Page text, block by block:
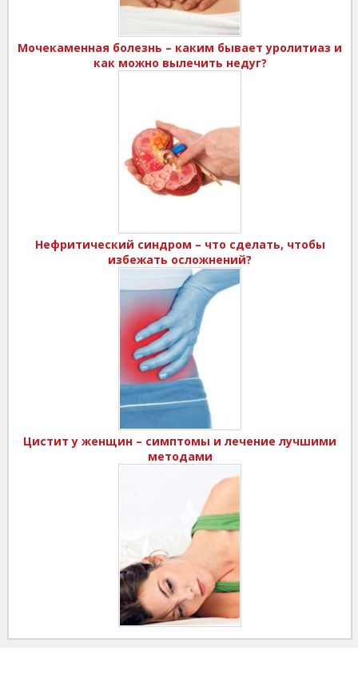
Мочекаменная болезнь – каким бывает уролитиаз и
как можно вылечить недуг?
Нефритический синдром – что сделать, чтобы
избежать осложнений?
Цистит у женщин – симптомы и лечение лучшими
методами